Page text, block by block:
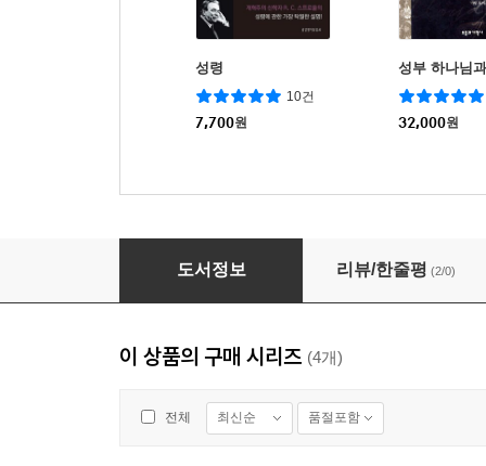
성령
10건
7,700원
성부 하나님
32,000원
놀라운 부흥과 회심 이야기
도서정보 리뷰/한줄평 (2/0)
이 상품의 구매 시리즈 (4개)
전체 최신순 품절포함